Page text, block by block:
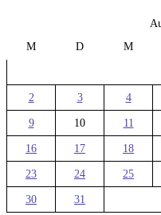
M
D M
2 3 4
9 10 11
16 17 18
23 24 25
30
31